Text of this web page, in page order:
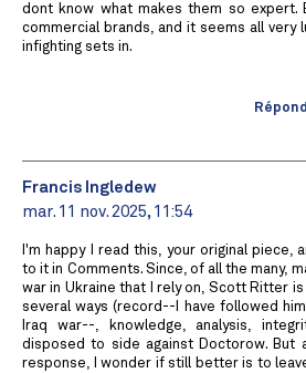
dont know what makes them so
commercial brands, and it seems all very
infighting sets in.
Francis Ingledew
mar. 11 nov. 2025, 11:54
I'm happy I read this, your original piece,
to it in Comments. Since, of all the many,
war in Ukraine that I rely on, Scott Ritter
several ways (record--I have followed
Iraq war--, knowledge, analysis,
disposed to side against Doctorow. But
response, I wonder if still better is to